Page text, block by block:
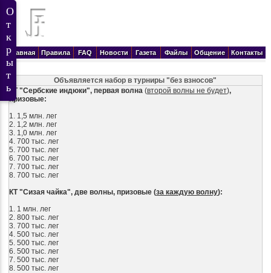
Главная Правила FAQ Новости Газета Файлы Общение Контакты
Объявляется набор в турниры "без взносов"
КТ "Сербские индюки", первая волна (второй волны не будет),
призовые:
1. 1,5 млн. лег
2. 1,2 млн. лег
3. 1,0 млн. лег
4. 700 тыс. лег
5. 700 тыс. лег
6. 700 тыс. лег
7. 700 тыс. лег
8. 700 тыс. лег
КТ "Сизая чайка", две волны, призовые (за каждую волну):
1. 1 млн. лег
2. 800 тыс. лег
3. 700 тыс. лег
4. 500 тыс. лег
5. 500 тыс. лег
6. 500 тыс. лег
7. 500 тыс. лег
8. 500 тыс. лег